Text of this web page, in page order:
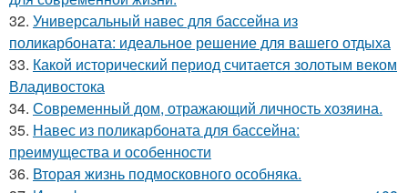
32. Универсальный навес для бассейна из
поликарбоната: идеальное решение для вашего отдыха
33. Какой исторический период считается золотым веком
Владивостока
34. Современный дом, отражающий личность хозяина.
35. Навес из поликарбоната для бассейна:
преимущества и особенности
36. Вторая жизнь подмосковного особняка.